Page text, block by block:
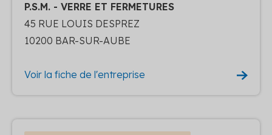
P.S.M. - VERRE ET FERMETURES
45 RUE LOUIS DESPREZ
10200 BAR-SUR-AUBE
Voir la fiche de l'entreprise